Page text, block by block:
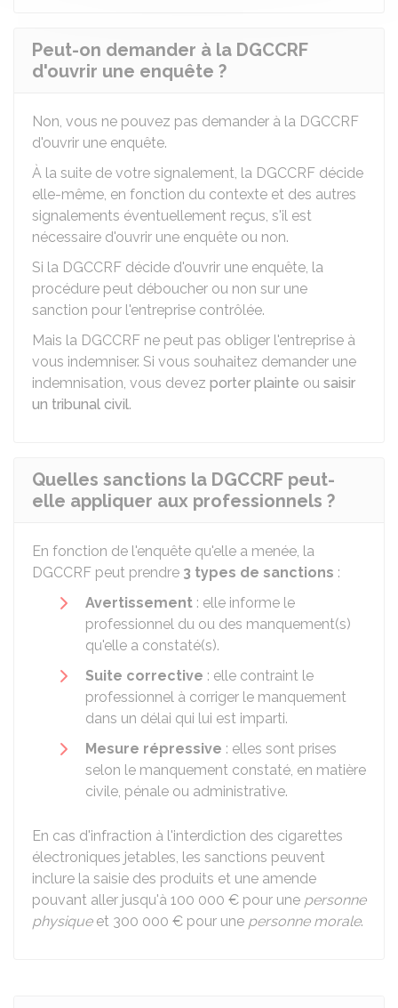
Peut-on demander à la DGCCRF
d'ouvrir une enquête ?
Non, vous ne pouvez pas demander à la DGCCRF
d'ouvrir une enquête.
À la suite de votre signalement, la DGCCRF décide
elle-même, en fonction du contexte et des autres
signalements éventuellement reçus, s'il est
nécessaire d'ouvrir une enquête ou non.
Si la DGCCRF décide d'ouvrir une enquête, la
procédure peut déboucher ou non sur une
sanction pour l'entreprise contrôlée.
Mais la DGCCRF ne peut pas obliger l'entreprise à
vous indemniser. Si vous souhaitez demander une
indemnisation, vous devez porter plainte ou saisir
un tribunal civil.
Quelles sanctions la DGCCRF peut-
elle appliquer aux professionnels ?
En fonction de l'enquête qu'elle a menée, la
DGCCRF peut prendre 3 types de sanctions :
Avertissement : elle informe le
professionnel du ou des manquement(s)
qu'elle a constaté(s).
Suite corrective : elle contraint le
professionnel à corriger le manquement
dans un délai qui lui est imparti.
Mesure répressive : elles sont prises
selon le manquement constaté, en matière
civile, pénale ou administrative.
En cas d'infraction à l'interdiction des cigarettes
électroniques jetables, les sanctions peuvent
inclure la saisie des produits et une amende
pouvant aller jusqu'à 100 000 € pour une personne
physiqueet 300 000 € pour une personne morale.